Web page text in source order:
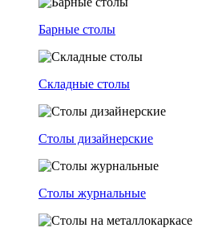
Барные столы
Складные столы
Столы дизайнерские
Столы журнальные